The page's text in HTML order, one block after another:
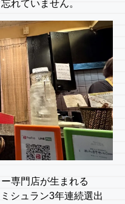
れていません。
専門店が生まれる
シュラン3年連続選出